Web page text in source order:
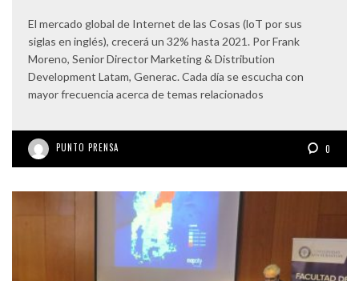
El mercado global de Internet de las Cosas (loT por sus
siglas en inglés), crecerá un 32% hasta 2021. Por Frank
Moreno, Senior Director Marketing & Distribution
Development Latam, Generac. Cada día se escucha con
mayor frecuencia acerca de temas relacionados
PUNTO PRENSA 0